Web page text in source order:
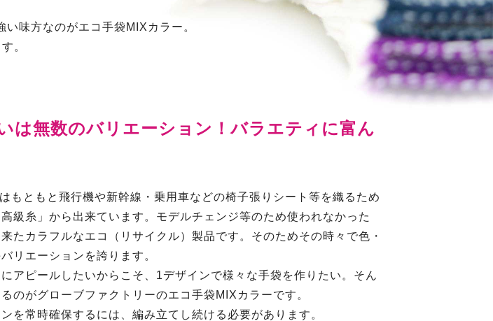
味方なのがエコ手袋MIXカラー。
。
は無数のバリエーション！バラエティに富ん
もともと飛行機や新幹線・乗用車などの椅子張りシート等を織るため
級糸」から出来ています。モデルチェンジ等のため使われなかった
たカラフルなエコ（リサイクル）製品です。そのためその時々で色・
リエーションを誇ります。
アピールしたいからこそ、1デザインで様々な手袋を作りたい。そん
のがグローブファクトリーのエコ手袋MIXカラーです。
を常時確保するには、編み立てし続ける必要があります。